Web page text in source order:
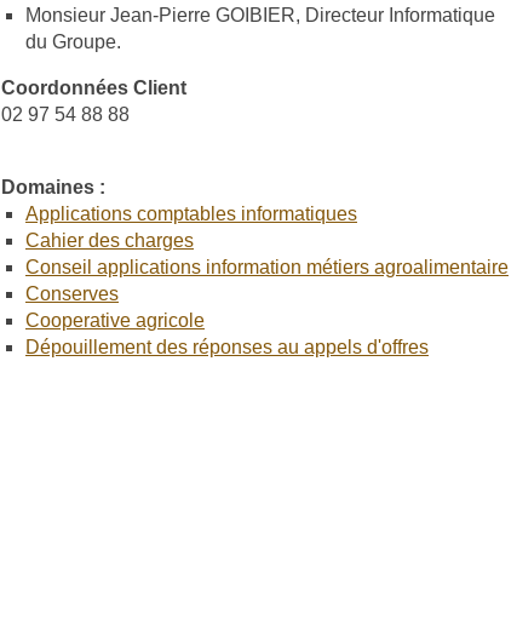
Monsieur Jean-Pierre GOIBIER, Directeur Informatique
du Groupe.
Coordonnées Client
02 97 54 88 88
Domaines :
Applications comptables informatiques
Cahier des charges
Conseil applications information métiers agroalimentaire
Conserves
Cooperative agricole
Dépouillement des réponses au appels d'offres